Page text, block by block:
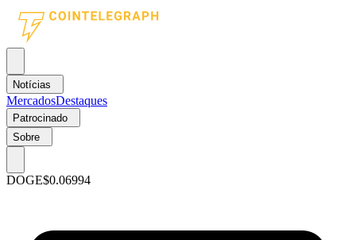
Notícias
MercadosDestaques
Patrocinado
Sobre
DOGE$0.06994